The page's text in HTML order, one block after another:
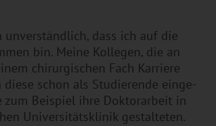
un­ver­ständ­lich, dass ich auf die
bin. Meine Kol­le­gen, die an
chir­ur­gi­schen Fach Kar­rie­re
diese schon als Stu­die­ren­de ein­ge­
zum Bei­spiel ihre Dok­tor­ar­beit in
Uni­ver­si­täts­kli­nik ge­stal­te­ten.